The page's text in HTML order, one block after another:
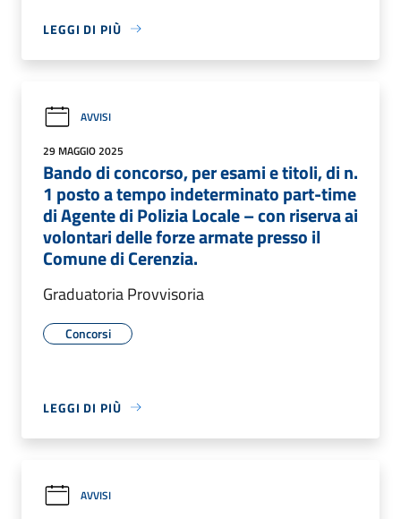
LEGGI DI PIÙ
AVVISI
29 MAGGIO 2025
Bando di concorso, per esami e titoli, di n.
1 posto a tempo indeterminato part-time
di Agente di Polizia Locale – con riserva ai
volontari delle forze armate presso il
Comune di Cerenzia.
Graduatoria Provvisoria
Concorsi
LEGGI DI PIÙ
AVVISI